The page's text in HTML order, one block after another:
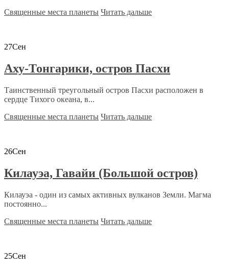
Священные места планеты Читать дальше
27Сен
Аху-Тонгарики, остров Пасхи
Таинственный треугольный остров Пасхи расположен в
сердце Тихого океана, в...
Священные места планеты Читать дальше
26Сен
Килауэа, Гавайи (Большой остров)
Килауэа - один из самых активных вулканов Земли. Магма
постоянно...
Священные места планеты Читать дальше
25Сен